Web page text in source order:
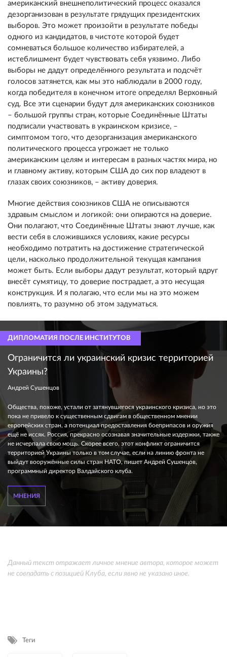
американский внешнеполитический процесс оказался
дезорганизован в результате грядущих президентских
выборов. Это может произойти в результате победы
одного из кандидатов, в чистоте которой будет
сомневаться большое количество избирателей, а
истеблишмент будет чувствовать себя уязвимо. Либо
выборы не дадут определённого результата и подсчёт
голосов затянется, как мы это наблюдали в 2000 году,
когда победителя в конечном итоге определял Верховный
суд. Все эти сценарии будут для американских союзников
– большой группы стран, которые Соединённые Штаты
подписали участвовать в украинском кризисе, –
симптомом того, что дезорганизация американского
политического процесса угрожает не только
американским целям и интересам в разных частях мира, но
и главному активу, которым США до сих пор владеют в
глазах своих союзников, – активу доверия.
Многие действия союзников США не описываются
здравым смыслом и логикой: они опираются на доверие.
Они полагают, что Соединённые Штаты знают лучше, как
вести себя в сложившихся условиях, какие ресурсы
необходимо потратить на достижение стратегической
цели, насколько продолжительной текущая кампания
может быть. Если выборы дадут результат, который вдруг
внесёт сумятицу, то доверие пострадает, а это несущая
конструкция. И я полагаю, что если мы на это можем
повлиять, то разумно об этом задуматься.
ДИПЛОМАТИЯ ПОСЛЕ ИНСТИТУТОВ
Ограничится ли украинский кризис территорией
Украины?
Андрей Сушенцов
Общества, похоже, устали от затянувшегося украинского кризиса, но это
пока не привело к существенным сдвигам в общественном мнении
европейских стран, а потенциал предоставления боеприпасов и оружия
ещё не иссяк. Россия, прекрасно осознавая значительные издержки, также
не исчерпала свою мощь. Скорее всего, этот конфликт ограничится
территорией Украины только в том случае, если на линию фронта не
выйдут вооружённые силы стран НАТО, пишет Андрей Сушенцов,
программный директор Валдайского клуба.
МНЕНИЯ
Данный текст отражает личное мнение автора, которое может
не совпадать с позицией Клуба, если явно не указано иное.
Теги